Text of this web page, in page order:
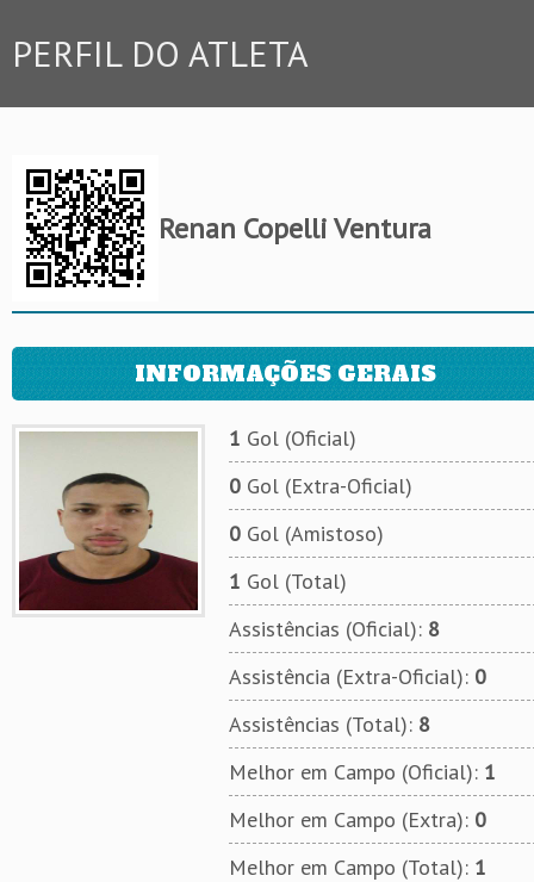
PERFIL DO ATLETA
Renan Copelli Ventura
INFORMAÇÕES GERAIS
1 Gol (Oficial)
0Gol (Extra-Oficial)
0Gol (Amistoso)
1 Gol (Total)
Assistências (Oficial): 8
Assistência (Extra-Oficial): 0
Assistências (Total): 8
Melhor em Campo (Oficial): 1
Melhor em Campo (Extra): 0
Melhor em Campo (Total): 1